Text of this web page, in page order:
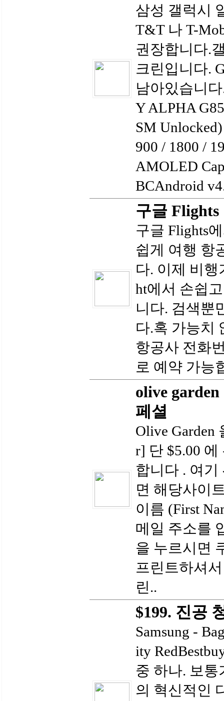
삼성 갤럭시
T&T 나 T-
권장합니다.
크린입니다.
남아있습니
Y ALPHA
SM
900 / 1800 /
AMOLED
BCAndroid
구글 Flights
구글 Flights
쉽게 여행 항
다. 이제 비
ht에서 손쉽
니다. 검색뿐
다.혹 가능치
항공사 전화
로 예약 가능
olive
페셜
Olive Garden
r] 단 $5.00
합니다 . 여
면 해당사이
이름 (First
메일 주소를
을 누르시면
프린트하셔
린..
$199. 진공
Samsung -
ity
중 하나. 보통
의 혁신적인